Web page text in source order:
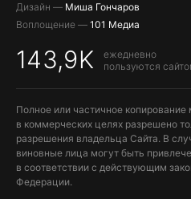
Дизайн — Миша Гончаров
Воплощение — 101 Медиа
143,9K
ежедневно
пользуются
Полное или частичное копирование
в коммерческих целях разрешено
разрешения владельца Сайта. В
виновные лица могут быть
в соответствии с действующим
Федерации.